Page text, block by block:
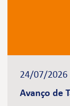
24/07/2026
Avanço de